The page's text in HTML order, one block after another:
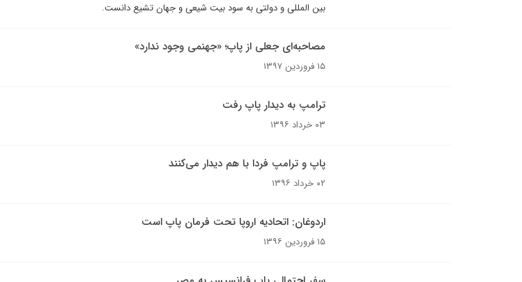
بین المللی و دولتی به سود بیت شیعی و جهان تشیع دانست.
مصاحبه‌ای جعلی از پاپ؛ «جهنمی وجود ندارد»
۱۵ فروردین ۱۳۹۷
ترامپ به دیدار پاپ رفت
۰۳ خرداد ۱۳۹۶
پاپ و ترامپ فردا با هم دیدار می‌کنند
۰۲ خرداد ۱۳۹۶
اردوغان: اتحادیه اروپا تحت فرمان پاپ است
۱۵ فروردین ۱۳۹۶